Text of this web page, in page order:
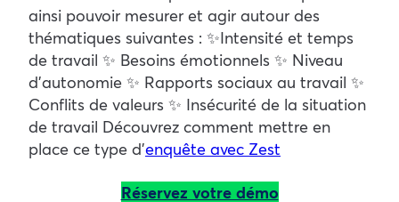
ainsi pouvoir mesurer et agir autour des
thématiques suivantes : ✨Intensité et temps
de travail ✨ Besoins émotionnels ✨ Niveau
d’autonomie ✨ Rapports sociaux au travail ✨
Conflits de valeurs ✨ Insécurité de la situation
de travail Découvrez comment mettre en
place ce type d’enquête avec Zest
Réservez votre démo